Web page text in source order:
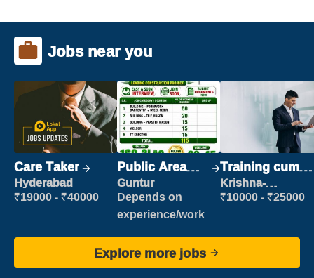
Jobs near you
Care Taker
Hyderabad
₹19000 - ₹40000
Public Area
Cleaner
Guntur
Depends on
experience/work
Training cum
Placement
Krishna-
vijayawada
₹10000 - ₹25000
Explore more jobs